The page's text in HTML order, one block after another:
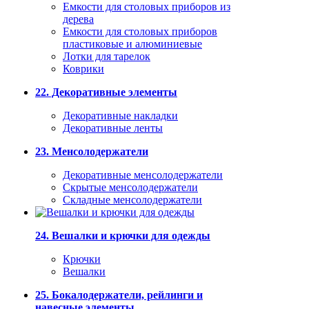
Емкости для столовых приборов из
дерева
Емкости для столовых приборов
пластиковые и алюминиевые
Лотки для тарелок
Коврики
22. Декоративные элементы
Декоративные накладки
Декоративные ленты
23. Менсолодержатели
Декоративные менсолодержатели
Скрытые менсолодержатели
Складные менсолодержатели
24. Вешалки и крючки для одежды
Крючки
Вешалки
25. Бокалодержатели, рейлинги и